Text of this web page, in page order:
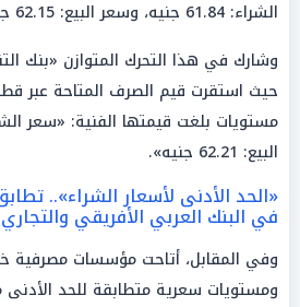
الشراء: 61.84 جنيه، وسعر البيع: 62.15 جنيه».
حيث استقرت قيم الصرف المتاحة عبر
البيع: 62.21 جنيه».
«الحد الأدنى لأسعار الشراء»..
في البنك العربي الأفريقي
وفي المقابل، أتاحت مؤسسات مصرفية
ومستويات سعرية متطابقة للحد